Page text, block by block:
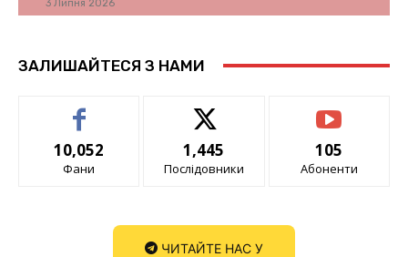
3 Липня 2026
ЗАЛИШАЙТЕСЯ З НАМИ
10,052
Фани
1,445
Послідовники
105
Абоненти
ЧИТАЙТЕ НАС У